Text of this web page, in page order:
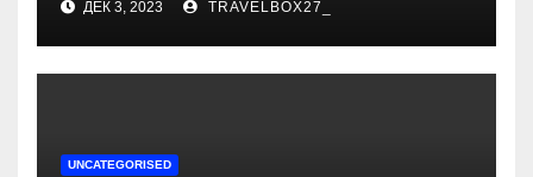
— история успеха, музыка
и судьбы участников
ДЕК 3, 2023 TRAVELBOX27_
UNCATEGORISED